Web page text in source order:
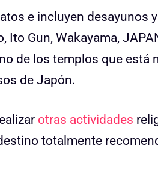
e incluyen desayunos
Ito Gun, Wakayama,
de los templos que está
de Japón.
otras actividades
totalmente